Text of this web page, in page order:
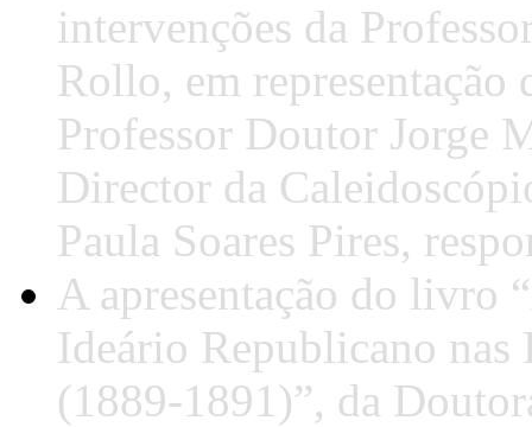
intervenções da
Rollo, em
Professor Doutor Jorge
Director da
Paula Soares Pires,
A apresentação do livro
Ideário Republicano nas
(1889-1891)”, da